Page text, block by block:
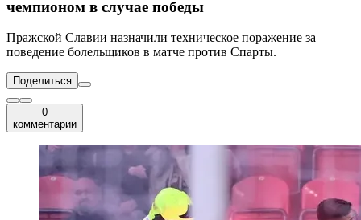
чемпионом в случае победы
Пражской Славии назначили техническое поражение за
поведение болельщиков в матче против Спарты.
Поделиться
0
комментарии